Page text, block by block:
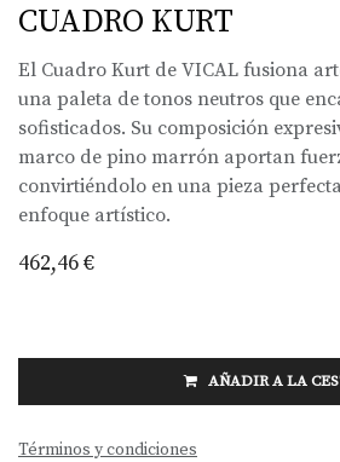
CUADRO KURT
El Cuadro Kurt de VICAL fusiona
una paleta de tonos neutros que
sofisticados. Su composición
marco de pino marrón aportan
convirtiéndolo en una pieza
enfoque artístico.
462,46€
AÑADIR A LA
Términos y condiciones